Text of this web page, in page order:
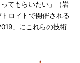
てもらいたい」（岩
ロイトで開催される
」にこれらの技術